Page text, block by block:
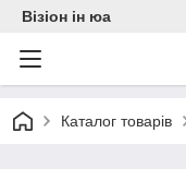
Візіон ін юа
Каталог товарів